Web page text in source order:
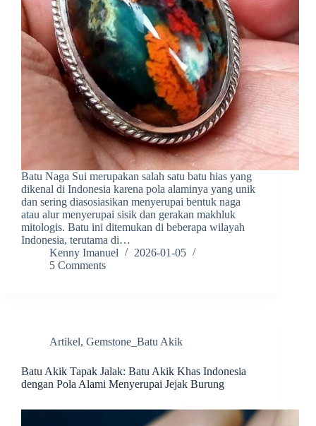
Batu Naga Sui merupakan salah satu batu hias yang
dikenal di Indonesia karena pola alaminya yang unik
dan sering diasosiasikan menyerupai bentuk naga
atau alur menyerupai sisik dan gerakan makhluk
mitologis. Batu ini ditemukan di beberapa wilayah
Indonesia, terutama di…
Kenny Imanuel
2026-01-05
5 Comments
Artikel, Gemstone_Batu Akik
Batu Akik Tapak Jalak: Batu Akik Khas Indonesia
dengan Pola Alami Menyerupai Jejak Burung